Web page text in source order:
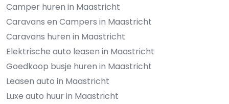
Camper huren in Maastricht
Caravans en Campers in Maastricht
Caravans huren in Maastricht
Elektrische auto leasen in Maastricht
Goedkoop busje huren in Maastricht
Leasen auto in Maastricht
Luxe auto huur in Maastricht